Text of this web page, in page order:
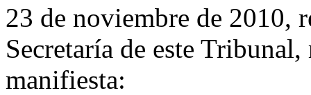
23 de noviembre de 2010,
Secretaría de este
manifiesta: